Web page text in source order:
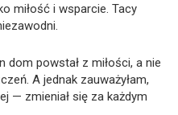
miłość i wsparcie. Tacy
dom powstał z miłości, a nie
A jednak zauważyłam,
— zmieniał się za każdym